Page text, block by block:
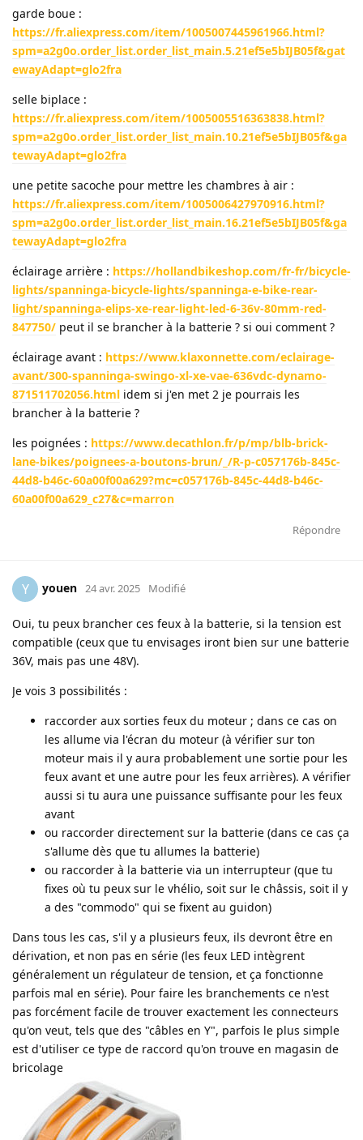
garde boue :
https://fr.aliexpress.com/item/1005007445961966.html?
spm=a2g0o.order_list.order_list_main.5.21ef5e5bIJB05f&gat
ewayAdapt=glo2fra
selle biplace :
https://fr.aliexpress.com/item/1005005516363838.html?
spm=a2g0o.order_list.order_list_main.10.21ef5e5bIJB05f&ga
tewayAdapt=glo2fra
une petite sacoche pour mettre les chambres à air :
https://fr.aliexpress.com/item/1005006427970916.html?
spm=a2g0o.order_list.order_list_main.16.21ef5e5bIJB05f&ga
tewayAdapt=glo2fra
éclairage arrière : https://hollandbikeshop.com/fr-fr/bicycle-
lights/spanninga-bicycle-lights/spanninga-e-bike-rear-
light/spanninga-elips-xe-rear-light-led-6-36v-80mm-red-
847750/ peut il se brancher à la batterie ? si oui comment ?
éclairage avant : https://www.klaxonnette.com/eclairage-
avant/300-spanninga-swingo-xl-xe-vae-636vdc-dynamo-
871511702056.html idem si j'en met 2 je pourrais les
brancher à la batterie ?
les poignées : https://www.decathlon.fr/p/mp/blb-brick-
lane-bikes/poignees-a-boutons-brun/_/R-p-c057176b-845c-
44d8-b46c-60a00f00a629?mc=c057176b-845c-44d8-b46c-
60a00f00a629_c27&c=marron
Répondre
Y youen 24 avr. 2025 Modifié
Oui, tu peux brancher ces feux à la batterie, si la tension est
compatible (ceux que tu envisages iront bien sur une batterie
36V, mais pas une 48V).
Je vois 3 possibilités :
raccorder aux sorties feux du moteur ; dans ce cas on
les allume via l'écran du moteur (à vérifier sur ton
moteur mais il y aura probablement une sortie pour les
feux avant et une autre pour les feux arrières). A vérifier
aussi si tu aura une puissance suffisante pour les feux
avant
ou raccorder directement sur la batterie (dans ce cas ça
s'allume dès que tu allumes la batterie)
ou raccorder à la batterie via un interrupteur (que tu
fixes où tu peux sur le vhélio, soit sur le châssis, soit il y
a des "commodo" qui se fixent au guidon)
Dans tous les cas, s'il y a plusieurs feux, ils devront être en
dérivation, et non pas en série (les feux LED intègrent
généralement un régulateur de tension, et ça fonctionne
parfois mal en série). Pour faire les branchements ce n'est
pas forcément facile de trouver exactement les connecteurs
qu'on veut, tels que des "câbles en Y", parfois le plus simple
est d'utiliser ce type de raccord qu'on trouve en magasin de
bricolage